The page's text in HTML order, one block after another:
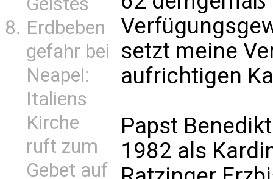
Erdbeben
gefahr bei
Neapel:
Italiens
Kirche
ruft zum
Gebet auf
setzt meine
aufrichtigen
Papst
1982 als